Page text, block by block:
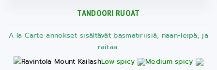
TANDOORI RUOAT
A la Carte annokset sisältävät basmatiriisiä, naan-leipä, ja
raitaa.
Low spicy
Medium spicy